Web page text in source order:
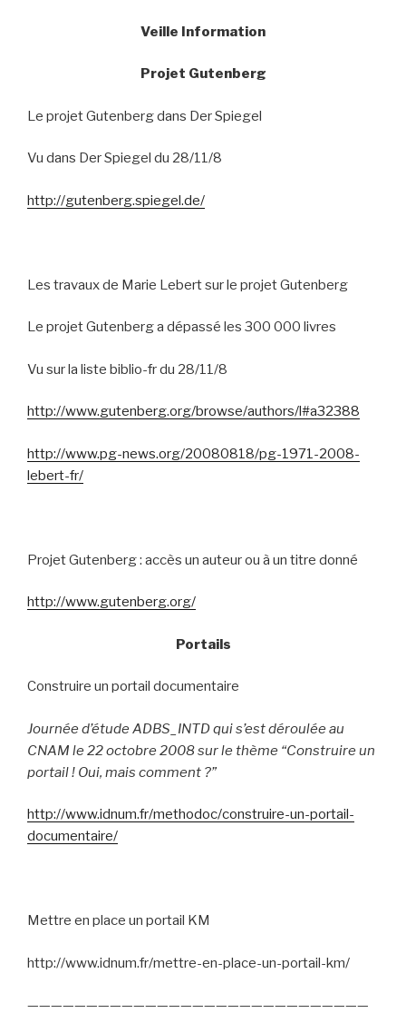
Veille Information
Projet Gutenberg
Le projet Gutenberg dans Der Spiegel
Vu dans Der Spiegel du 28/11/8
http://gutenberg.spiegel.de/
Les travaux de Marie Lebert sur le projet Gutenberg
Le projet Gutenberg a dépassé les 300 000 livres
Vu sur la liste biblio-fr du 28/11/8
http://www.gutenberg.org/browse/authors/l#a32388
http://www.pg-news.org/20080818/pg-1971-2008-
lebert-fr/
Projet Gutenberg : accès un auteur ou à un titre donné
http://www.gutenberg.org/
Portails
Construire un portail documentaire
Journée d’étude ADBS_INTD qui s’est déroulée au
CNAM le 22 octobre 2008 sur le thème “Construire un
portail ! Oui, mais comment ?”
http://www.idnum.fr/methodoc/construire-un-portail-
documentaire/
Mettre en place un portail KM
http://www.idnum.fr/mettre-en-place-un-portail-km/
—————————————————————————————